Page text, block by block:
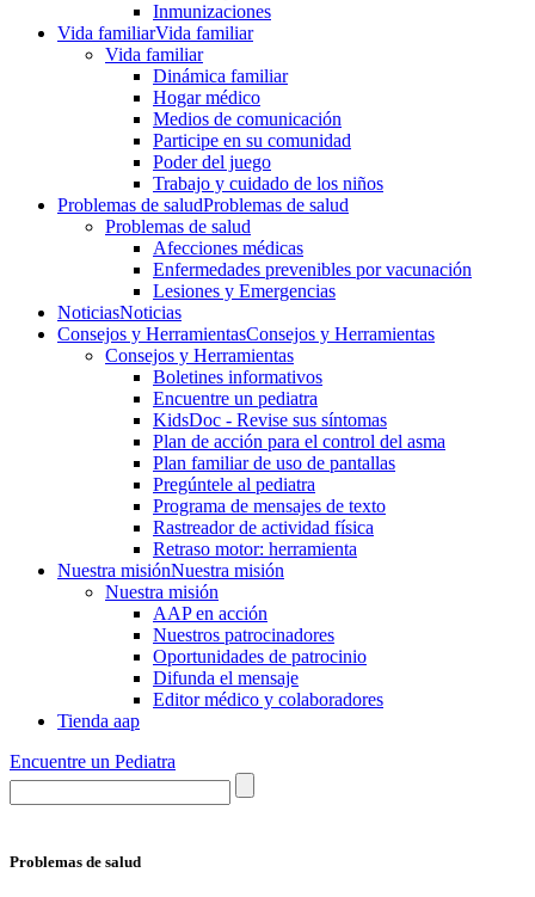
Inmunizaciones
Vida familiarVida familiar
Vida familiar
Dinámica familiar
Hogar médico
Medios de comunicación
Participe en su comunidad
Poder del juego
Trabajo y cuidado de los niños
Problemas de saludProblemas de salud
Problemas de salud
Afecciones médicas
Enfermedades prevenibles por vacunación
Lesiones y Emergencias
NoticiasNoticias
Consejos y HerramientasConsejos y Herramientas
Consejos y Herramientas
Boletines informativos
Encuentre un pediatra
KidsDoc - Revise sus síntomas
Plan de acción para el control del asma
Plan familiar de uso de pantallas
Pregúntele al pediatra
Programa de mensajes de texto
Rastre​​ador de activida​d física
Retraso motor: herramienta
Nuestra misiónNuestra misión
Nuestra misión
AAP en acción
Nuestros patrocinadores
Oportunidades de patrocinio
Difunda el mensaje
Editor médico y colaboradores
Tienda aap
Encuentre un Pediatra
Problemas de salud